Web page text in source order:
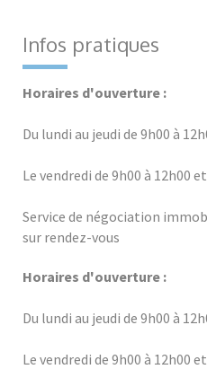
Infos pratiques
Horaires d'ouverture :
Du lundi au jeudi de 9h00 à
Le vendredi de 9h00 à 12h00
Service de négociation
sur rendez-vous
Horaires d'ouverture :
Du lundi au jeudi de 9h00 à
Le vendredi de 9h00 à 12h00